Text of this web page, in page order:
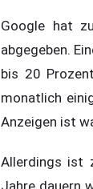
Google hat
abgegeben.
bis 20
monatlich
Anzeigen ist
Allerdings ist